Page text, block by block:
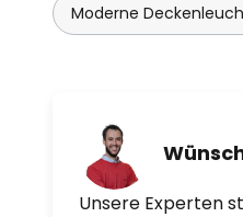
Moderne
Unsere Experten